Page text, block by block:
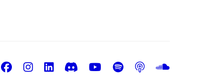
Facebook
Instagram
LinkedIn
DiscordYoutube
Spotify
Podcast